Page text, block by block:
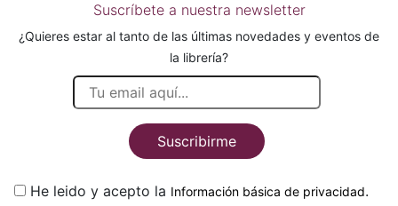
Suscríbete a nuestra newsletter
¿Quieres estar al tanto de las últimas novedades y eventos de
la librería?
Suscribirme
He leido y acepto la Información básica de privacidad.